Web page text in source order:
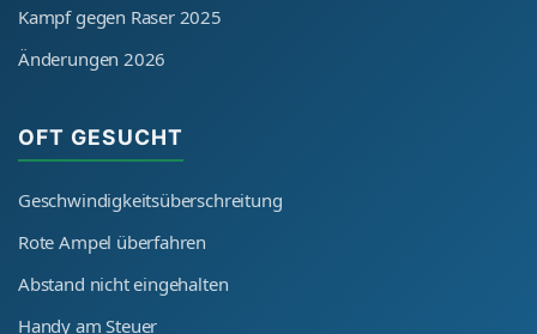
Kampf gegen Raser 2025
Änderungen 2026
OFT GESUCHT
Geschwindigkeitsüberschreitung
Rote Ampel überfahren
Abstand nicht eingehalten
Handy am Steuer